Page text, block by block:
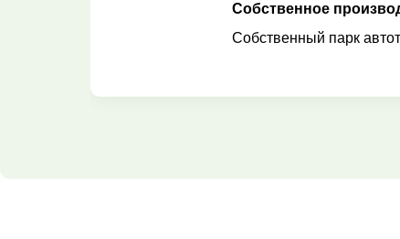
Собственное
Собственный парк